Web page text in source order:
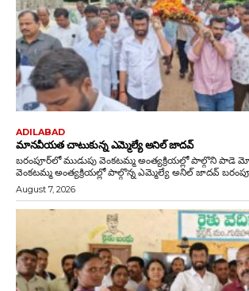
ADILABAD
మానవీయత చాటుకున్న ఎమ్మెల్యే అనిల్ జాదవ్
బరంపూర్‌లో ముడుపు వెంకటమ్మ అంత్యక్రియల్లో పాల్గొని పాడె మోసిన
వెంకటమ్మ అంత్యక్రియల్లో పాల్గొన్న
August 7, 2026